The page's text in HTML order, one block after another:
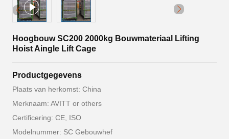
Hoogbouw SC200 2000kg Bouwmateriaal Lifting
Hoist Aingle Lift Cage
Productgegevens
Plaats van herkomst: China
Merknaam: AVITT or others
Certificering: CE, ISO
Modelnummer: SC Gebouwhef